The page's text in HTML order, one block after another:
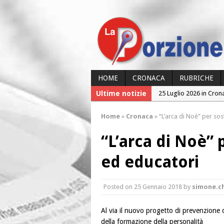
HOME CRONACA RUBRICHE
Ultime notizie
25 Luglio 2026 in
24 Luglio 2026 in
23 Luglio 2026 in
26 Luglio 2026 in
Home » Cronaca » “L’arca di Noè” per
“L’arca di
ed educatori
Posted on 25 Gennaio 2018 by
Al via il nuovo progetto di prevenzione
della formazione della personalità